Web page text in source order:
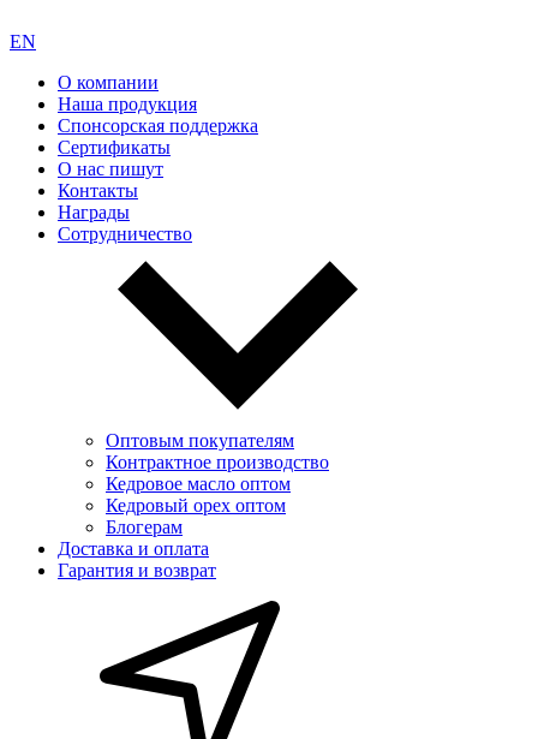
EN
О компании
Наша продукция
Спонсорская поддержка
Сертификаты
О нас пишут
Контакты
Награды
Сотрудничество
Оптовым покупателям
Контрактное производство
Кедровое масло оптом
Кедровый орех оптом
Блогерам
Доставка и оплата
Гарантия и возврат